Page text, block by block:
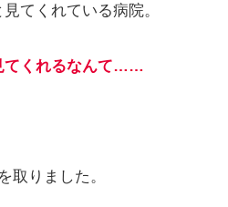
てくれている病院。
てくれるなんて……
取りました。